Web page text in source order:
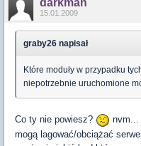
darkman
15.01.2009
graby26 napisał
Które moduły w przypadku
niepotrzebnie uruchomione
Co ty nie powiesz?
nvm...
mogą lagować/obciążać